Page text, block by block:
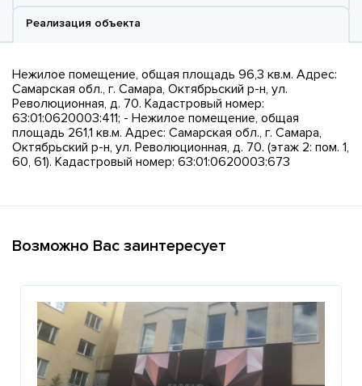
Реализация объекта
Нежилое помещение, общая площадь 96,3 кв.м. Адрес:
Самарская обл., г. Самара, Октябрьский р-н, ул.
Революционная, д. 70. Кадастровый номер:
63:01:0620003:411; - Нежилое помещение, общая
площадь 261,1 кв.м. Адрес: Самарская обл., г. Самара,
Октябрьский р-н, ул. Революционная, д. 70. (этаж 2: пом. 1,
60, 61). Кадастровый номер: 63:01:0620003:673
Возможно Вас заинтересует